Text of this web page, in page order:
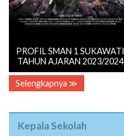
PROFIL SMAN 1 SUKAWATI
TAHUN AJARAN 2023/2024
Selengkapnya ≫
Kepala Sekolah